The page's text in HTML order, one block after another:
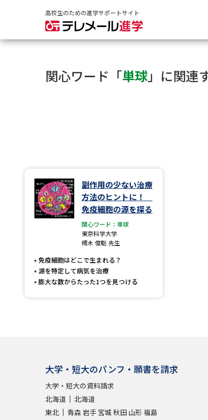
高校生のための進学サポートサイト
関心ワード「単球」に関連
副作用の少ない治療
方法のヒントに！
免疫細胞の源を探る
関心ワード：単球
東京科学大学
樗木 俊聡 先生
免疫細胞はどこで生まれる？
源を特定して病気を治療
膨大な数からたった1つを見つける
大学・短大のパンフ・願書を請求
大学・短大の資料請求
北海道
北海道
東北
青森 岩手 宮城 秋田 山形 福島